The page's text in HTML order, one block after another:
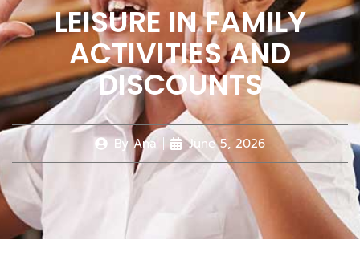
LEISURE IN FAMILY
ACTIVITIES AND
DISCOUNTS
By Ana June 5, 2026